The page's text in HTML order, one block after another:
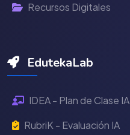
Recursos Digitales
EdutekaLab
IDEA - Plan de Clase IA
RubriK - Evaluación IA